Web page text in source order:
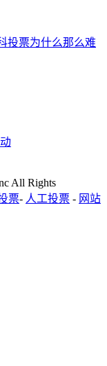
投票为什么那么难
All Rights
票- 人工投票 - 网站